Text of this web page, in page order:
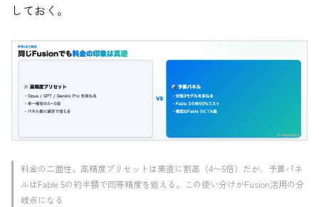
しておく。
料金の二面性。高精度プリセットは素直に割高（4〜5倍）だが、予算パネ
ルはFable 5の約半額で同等精度を狙える。この使い分けがFusion活用の分
岐点になる